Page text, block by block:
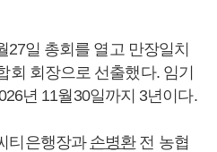
27일 총회를 열고 만장일치
회 회장으로 선출했다. 임기
년 11월30일까지 3년이다.
티은행장과 손병환전 농협